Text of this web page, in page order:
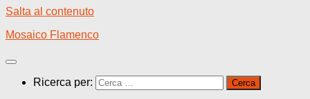
Salta al contenuto
Mosaico Flamenco
Ricerca per: